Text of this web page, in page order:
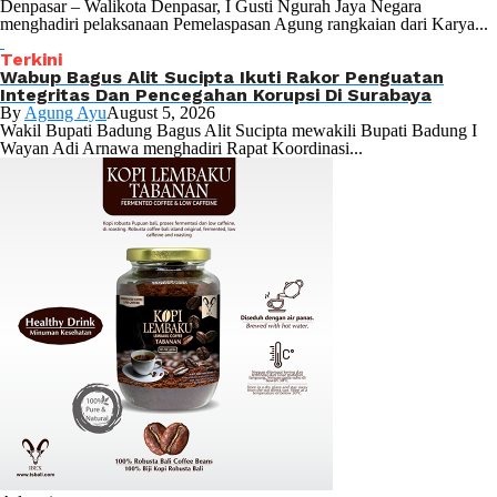
Denpasar – Walikota Denpasar, I Gusti Ngurah Jaya Negara
menghadiri pelaksanaan Pemelaspasan Agung rangkaian dari Karya...
Terkini
Wabup Bagus Alit Sucipta Ikuti Rakor Penguatan
Integritas Dan Pencegahan Korupsi Di Surabaya
By Agung AyuAugust 5, 2026
Wakil Bupati Badung Bagus Alit Sucipta mewakili Bupati Badung I
Wayan Adi Arnawa menghadiri Rapat Koordinasi...